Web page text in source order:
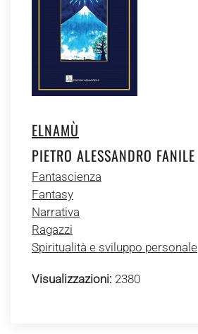
ELNAMÙ
PIETRO ALESSANDRO FANILE
Fantascienza
Fantasy
Narrativa
Ragazzi
Spiritualità e sviluppo personale
Visualizzazioni: 2380